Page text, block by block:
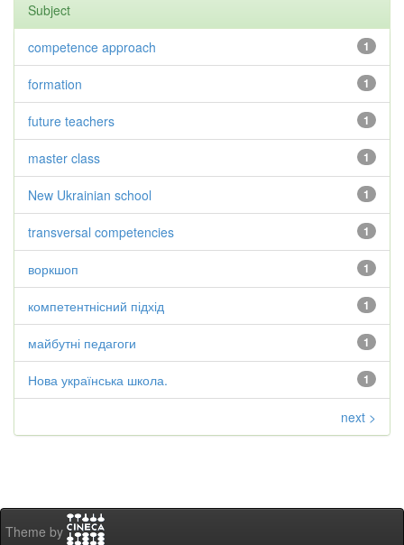
Subject
1
competence approach
1
formation
1
future teachers
1
master class
1
New Ukrainian school
1
transversal competencies
1
воркшоп
1
компетентнісний підхід
1
майбутні педагоги
1
Нова українська школа.
next >
Theme by